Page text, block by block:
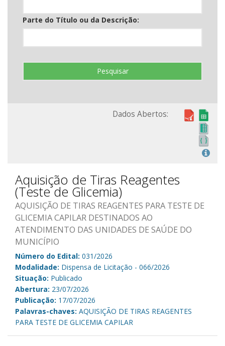
Parte do Título ou da Descrição:
Pesquisar
Dados Abertos:
Aquisição de Tiras Reagentes
(Teste de Glicemia)
AQUISIÇÃO DE TIRAS REAGENTES PARA TESTE DE
GLICEMIA CAPILAR DESTINADOS AO
ATENDIMENTO DAS UNIDADES DE SAÚDE DO
MUNICÍPIO
Número do Edital: 031/2026
Modalidade: Dispensa de Licitação - 066/2026
Situação: Publicado
Abertura: 23/07/2026
Publicação: 17/07/2026
Palavras-chaves: AQUISIÇÃO DE TIRAS REAGENTES
PARA TESTE DE GLICEMIA CAPILAR